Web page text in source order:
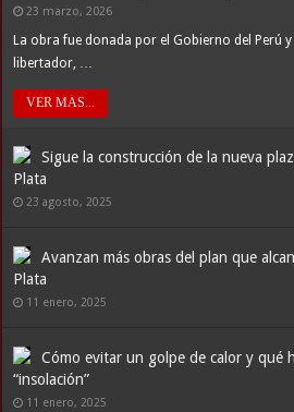
23 marzo, 2026
La obra fue donada por el Gobierno del Perú
libertador, …
VER MAS...
Sigue la construcción de la nueva
Plata
23 agosto, 2025
Avanzan más obras del plan que
Plata
11 enero, 2025
Cómo evitar un golpe de calor y qué
“insolación”
11 enero, 2025